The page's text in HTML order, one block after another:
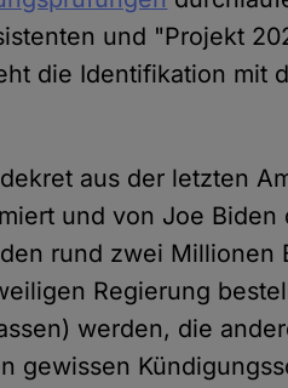
und "Projekt
die Identifikation mit
aus der letzten
und von Joe Biden
rund zwei Millionen
Regierung
werden, die
gewissen